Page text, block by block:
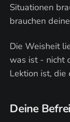
Situationen
brauchen
Die Weisheit
was ist - nicht
Lektion ist, die
Deine